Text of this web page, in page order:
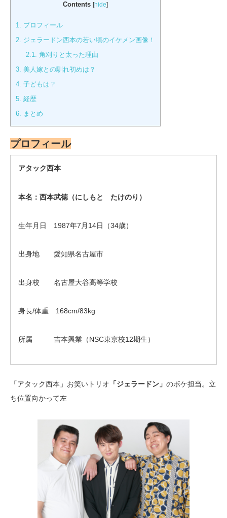
Contents [hide]
1. プロフィール
2. ジェラードン西本の若い頃のイケメン画像！
2.1. 角刈りと太った理由
3. 美人嫁との馴れ初めは？
4. 子どもは？
5. 経歴
6. まとめ
プロフィール
アタック西本
本名：西本武徳（にしもと たけのり）
生年月日 1987年7月14日（34歳）
出身地 愛知県名古屋市
出身校 名古屋大谷高等学校
身長/体重 168cm/83kg
所属 吉本興業（NSC東京校12期生）
「アタック西本」お笑いトリオ 「ジェラードン」 のボケ担当。立
ち位置向かって左